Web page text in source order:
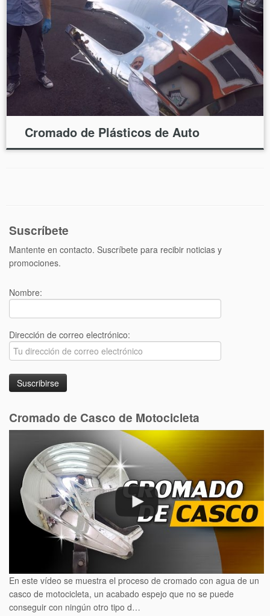
Cromado de Plásticos de Auto
Suscríbete
Mantente en contacto. Suscríbete para recibir noticias y
promociones.
Nombre:
Dirección de correo electrónico:
Cromado de Casco de Motocicleta
En este vídeo se muestra el proceso de cromado con agua de un
casco de motocicleta, un acabado espejo que no se puede
conseguir con ningún otro tipo d…